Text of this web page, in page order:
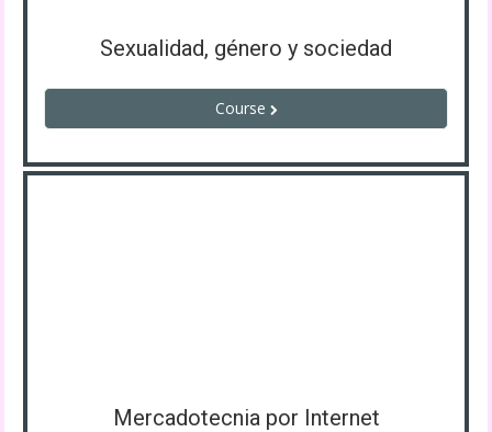
Sexualidad, género y sociedad
Course
Mercadotecnia por Internet